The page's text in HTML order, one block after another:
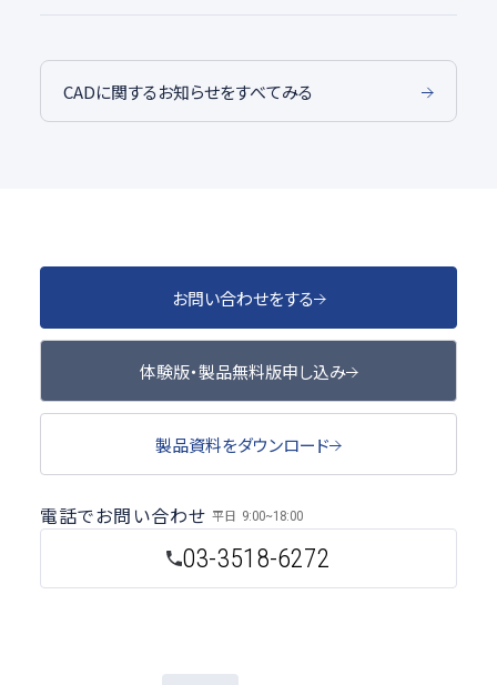
CADに関するお知らせをすべてみる
お問い合わせをする
体験版・製品無料版申し込み
製品資料をダウンロード
03-3518-6272
電話でお問い合わせ 平日 9:00~18:00